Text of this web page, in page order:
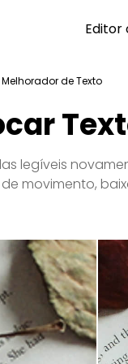
Editor
Melhorador de Texto
legíveis
movimento,